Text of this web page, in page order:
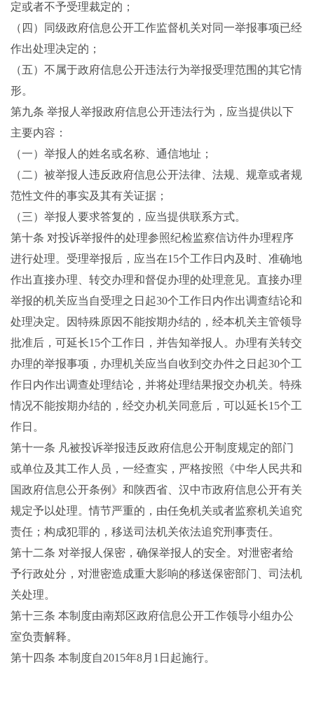
定或者不予受理裁定的；
（四）同级政府信息公开工作监督机关对同一举报事项已经
作出处理决定的；
（五）不属于政府信息公开违法行为举报受理范围的其它情
形。
第九条 举报人举报政府信息公开违法行为，应当提供以下
主要内容：
（一）举报人的姓名或名称、通信地址；
（二）被举报人违反政府信息公开法律、法规、规章或者规
范性文件的事实及其有关证据；
（三）举报人要求答复的，应当提供联系方式。
第十条 对投诉举报件的处理参照纪检监察信访件办理程序
进行处理。受理举报后，应当在15个工作日内及时、准确地
作出直接办理、转交办理和督促办理的处理意见。直接办理
举报的机关应当自受理之日起30个工作日内作出调查结论和
处理决定。因特殊原因不能按期办结的，经本机关主管领导
批准后，可延长15个工作日，并告知举报人。办理有关转交
办理的举报事项，办理机关应当自收到交办件之日起30个工
作日内作出调查处理结论，并将处理结果报交办机关。特殊
情况不能按期办结的，经交办机关同意后，可以延长15个工
作日。
第十一条 凡被投诉举报违反政府信息公开制度规定的部门
或单位及其工作人员，一经查实，严格按照《中华人民共和
国政府信息公开条例》和陕西省、汉中市政府信息公开有关
规定予以处理。情节严重的，由任免机关或者监察机关追究
责任；构成犯罪的，移送司法机关依法追究刑事责任。
第十二条 对举报人保密，确保举报人的安全。对泄密者给
予行政处分，对泄密造成重大影响的移送保密部门、司法机
关处理。
第十三条 本制度由南郑区政府信息公开工作领导小组办公
室负责解释。
第十四条 本制度自2015年8月 1 日 起施行。